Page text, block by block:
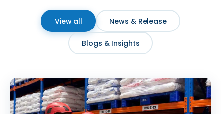
View all News & Release
Blogs & Insights